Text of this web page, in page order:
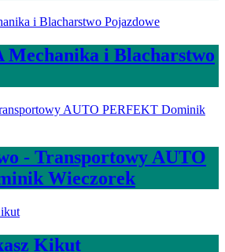
Mechanika i Blacharstwo
- Transportowy AUTO
Wieczorek
Kikut